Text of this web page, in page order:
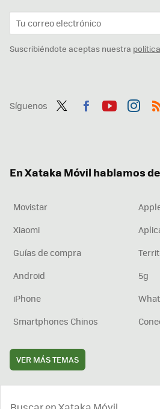
Suscribiéndote aceptas nuestra
Síguenos
En Xataka Móvil hablamos
Movistar
Xiaomi
Guías de compra
Android
5g
iPhone
Smartphones Chinos
VER MÁS TEMAS